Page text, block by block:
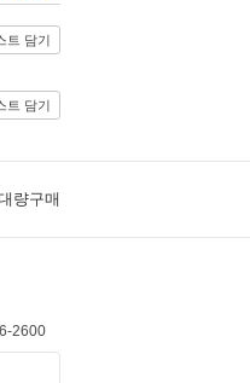
트 담기
트 담기
량구매
2600